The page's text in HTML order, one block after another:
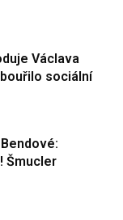
Václava
sociální
Šmucler